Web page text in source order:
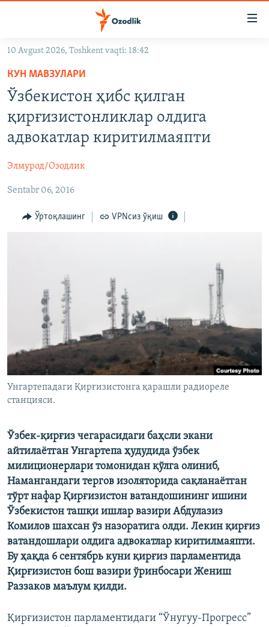
Асосий
навигацияга
ўтинг
Қидиришга
ўтинг
OZODVIDEO
На русском
ИЖТИМОИЙ ТАРМОҚЛАР
10 Avgust 2026, Toshkent vaqti: 18:42
КУН МАВЗУЛАРИ
Ўзбекистон ҳибс қилган
қирғизистонликлар олдига
адвокатлар киритилмаяпти
Элмурод/Озодлик
Sentabr 06, 2016
Ўртоқлашинг VPNсиз ўқиш
Унгартепадаги Қирғизистонга қарашли радиореле
станцияси.
Ўзбек-қирғиз чегарасидаги баҳсли экани
айтилаётган Унгартепа ҳудудида ўзбек
милиционерлари томонидан қўлга олиниб,
Намангандаги тергов изоляторида сақланаётган
тўрт нафар Қирғизистон ватандошининг ишини
Ўзбекистон ташқи ишлар вазири Абдулазиз
Комилов шахсан ўз назоратига олди. Лекин қирғиз
ватандошлари олдига адвокатлар киритилмаяпти.
Бу ҳақда 6 сентябрь куни қирғиз парламентида
Қирғизистон бош вазири ўринбосари Жениш
Раззаков маълум қилди.
Қирғизистон парламентидаги “Ўнугуу-Прогресс”